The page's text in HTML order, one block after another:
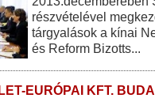
részvételével
tárgyalások a kínai
és Reform Bizotts...
EURÓPAI KFT.